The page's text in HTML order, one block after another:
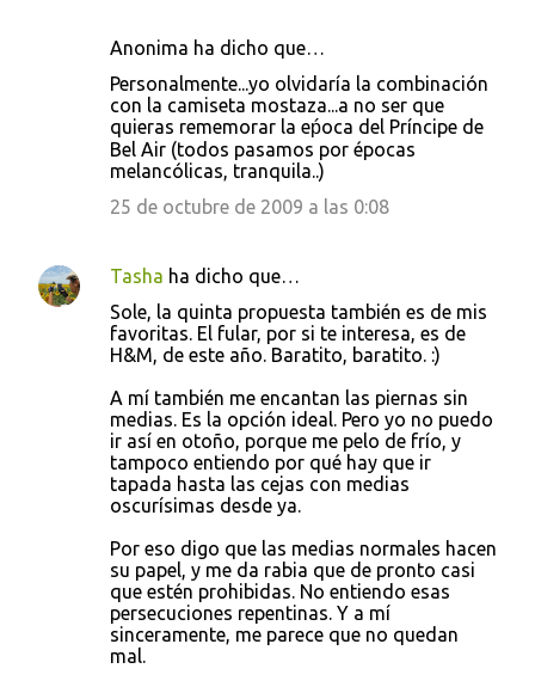
Anonima ha dicho que…
Personalmente...yo olvidaría la combinación
con la camiseta mostaza...a no ser que
quieras rememorar la eṕoca del Príncipe de
Bel Air (todos pasamos por épocas
melancólicas, tranquila..)
25 de octubre de 2009 a las 0:08
Tasha ha dicho que…
Sole, la quinta propuesta también es de mis
favoritas. El fular, por si te interesa, es de
H&M, de este año. Baratito, baratito. :)
A mí también me encantan las piernas sin
medias. Es la opción ideal. Pero yo no puedo
ir así en otoño, porque me pelo de frío, y
tampoco entiendo por qué hay que ir
tapada hasta las cejas con medias
oscurísimas desde ya.
Por eso digo que las medias normales hacen
su papel, y me da rabia que de pronto casi
que estén prohibidas. No entiendo esas
persecuciones repentinas. Y a mí
sinceramente, me parece que no quedan
mal.